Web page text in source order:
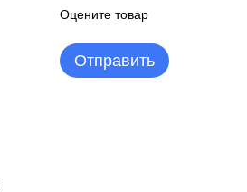
Оцените товар
Отправить